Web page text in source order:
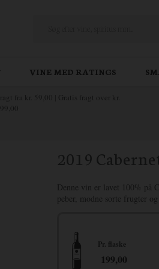
VINE MED RATINGS
Fragt fra kr. 59,00 | Gratis fragt over kr.
999,00
2019
Denne vin er lavet 100% på
peber, modne sorte frugter og
Pr. flaske
199,00